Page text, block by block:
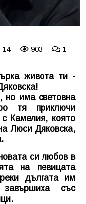
14 903 1
живота ти -
но има световна
тя приключи
Камелия, която
Люси Дяковска,
си любов в
на певицата
дългата им
със